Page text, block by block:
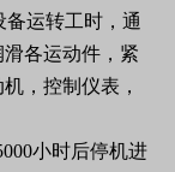
运转工时，通
各运动件，紧
，控制仪表，
小时后停机进